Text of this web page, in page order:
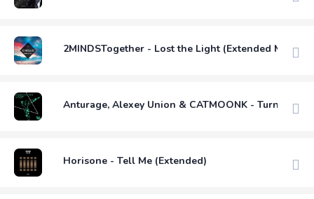
2MINDSTogether - Lost the Light (Extended Mix)
Anturage, Alexey Union & CATMOONK - Turn
Horisone - Tell Me (Extended)